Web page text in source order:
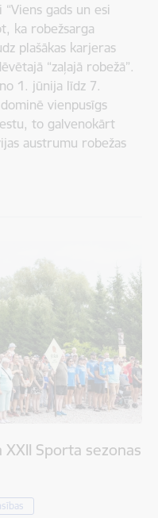
gads un esi
ka robežsarga
plašākas karjeras
“zaļajā robežā”.
1. jūnija līdz 7.
vienpusīgs
to galvenokārt
austrumu robežas
Sporta sezonas